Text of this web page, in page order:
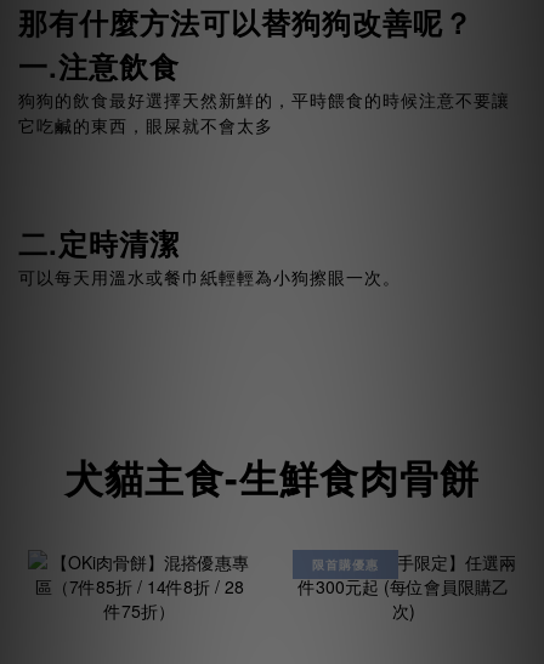
那有什麼方法可以替狗狗改善呢？
一.注意飲食
狗狗的飲食最好選擇天然新鮮的，平時餵食的時候注意不要讓
它吃鹹的東西，眼屎就不會太多
二.定時清潔
可以每天用溫水或餐巾紙輕輕為小狗擦眼一次。
犬貓主食-生鮮食肉骨餅
限首購優惠